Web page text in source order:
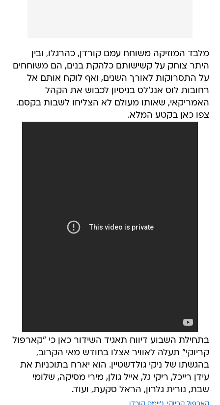
מלבד המוזיקה משוחח עמם קורדן, כהרגלו, ובין
היתר צוחק על קשישותם כלהקת בנים, הם משוחחים
על התסרוקות לאורך השנים, ואף לוקח אותם אל
רחובות לוס אנג'לס בניסיון לכבוש את הקהל
האמריקאי, שאותו מעולם לא הצליחו לשבות בקסם.
צפו כאן בקטע המלא.
בתחילת השבוע דיווח תאגיד השידור כאן כי "קארפול
קריוקי" תעלה לאוויר אצלו בחודש מאי הקרוב,
בהגשתו של ניקי גולדשטיין. הוא יארח בתוכניות את
עידן רייכל, ריקי גל, אייל גולן, מירי מסיקה, שלומי
שבת, נורית גלרון, הראל סקעת, ועוד.